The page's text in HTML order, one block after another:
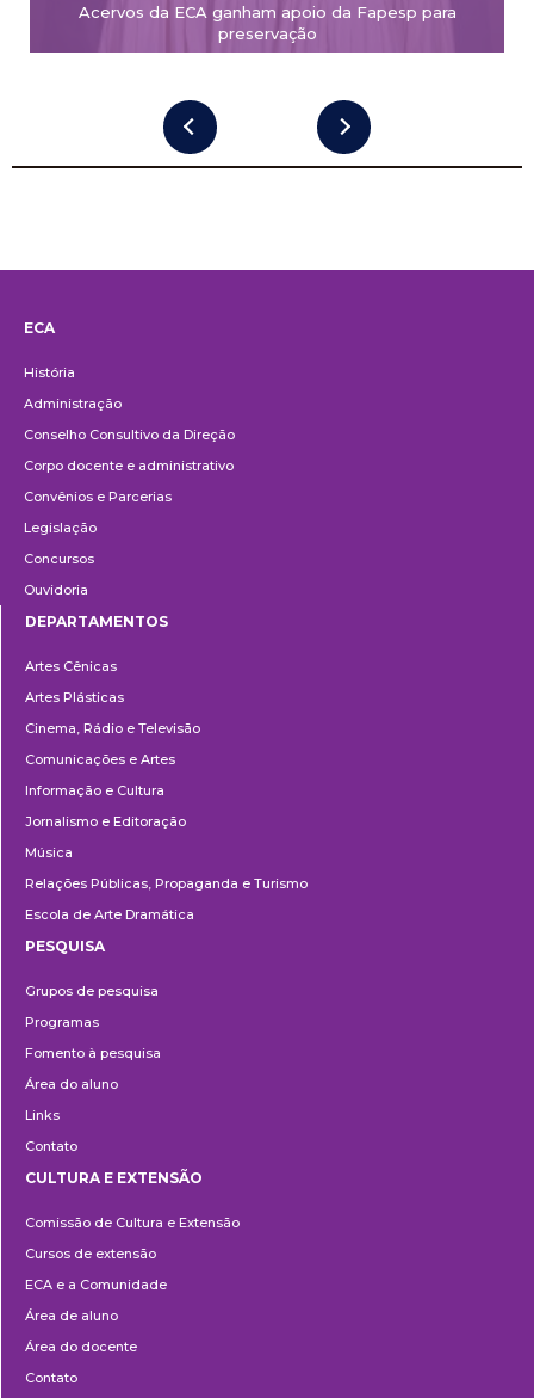
Acervos da ECA ganham apoio da Fapesp para
preservação
ECA
História
Administração
Conselho Consultivo da Direção
Corpo docente e administrativo
Convênios e Parcerias
Legislação
Concursos
Ouvidoria
DEPARTAMENTOS
Artes Cênicas
Artes Plásticas
Cinema, Rádio e Televisão
Comunicações e Artes
Informação e Cultura
Jornalismo e Editoração
Música
Relações Públicas, Propaganda e Turismo
Escola de Arte Dramática
PESQUISA
Grupos de pesquisa
Programas
Fomento à pesquisa
Área do aluno
Links
Contato
e
Extensão
CULTURA E EXTENSÃO
Comissão de Cultura e Extensão
Cursos de extensão
ECA e a Comunidade
Área de aluno
Área do docente
Contato